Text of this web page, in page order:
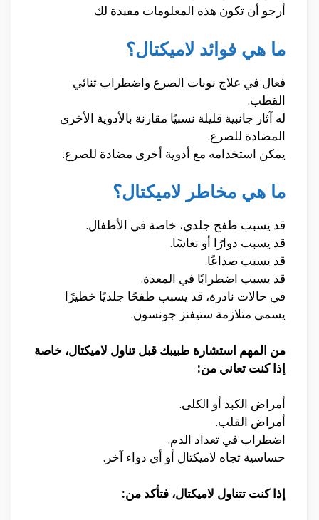
أرجو أن تكون هذه المعلومات مفيدة لك
ما هي فوائد لاميكتال؟
فعال في علاج نوبات الصرع واضطراب ثنائي
القطب.
له آثار جانبية قليلة نسبيًا مقارنة بالأدوية الأخرى
المضادة للصرع.
يمكن استخدامه مع أدوية أخرى مضادة للصرع.
ما هي مخاطر لاميكتال؟
قد يسبب طفح جلدي، خاصة في الأطفال.
قد يسبب دوارًا أو نعاسًا.
قد يسبب صداعًا.
قد يسبب اضطرابًا في المعدة.
في حالات نادرة، قد يسبب طفحًا جلديًا خطيرًا
يسمى متلازمة ستيفنز جونسون.
من المهم استشارة طبيبك قبل تناول لاميكتال، خاصة
إذا كنت تعاني من:
أمراض الكبد أو الكلى.
أمراض القلب.
اضطراب في تعداد الدم.
حساسية تجاه لاميكتال أو أي دواء آخر.
إذا كنت تتناول لاميكتال، فتأكد من: